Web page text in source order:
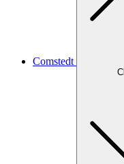
Comstedt